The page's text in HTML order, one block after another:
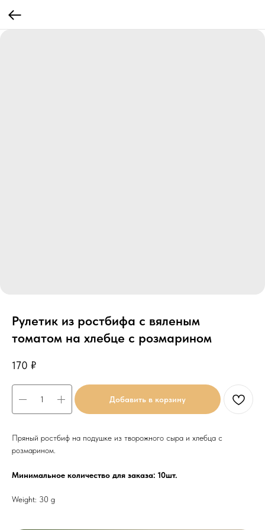
Рулетик из ростбифа с вяленым
томатом на хлебце с розмарином
170 ₽
Добавить в корзину
Пряный ростбиф на подушке из творожного сыра и хлебца с
розмарином.
Минимальное количество для заказа: 10шт.
Weight: 30 g